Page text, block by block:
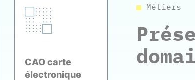
Métiers
CAO carte
électronique